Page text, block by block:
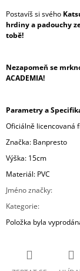
Postavíš si svého
hrdiny a padouchy
tobě!
Nezapomeň se
ACADEMIA!
Parametry a
Oficiálně licencovaná
Značka: Banpresto
Výška: 15cm
Materiál: PVC
Jméno značky:
Kategorie:
Položka byla